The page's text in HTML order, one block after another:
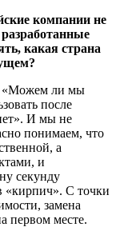
компании не
какая страна
«Можем ли мы
после
И мы не
понимаем, что
а
и
секунду
«кирпич». С точки
замена
первом месте.